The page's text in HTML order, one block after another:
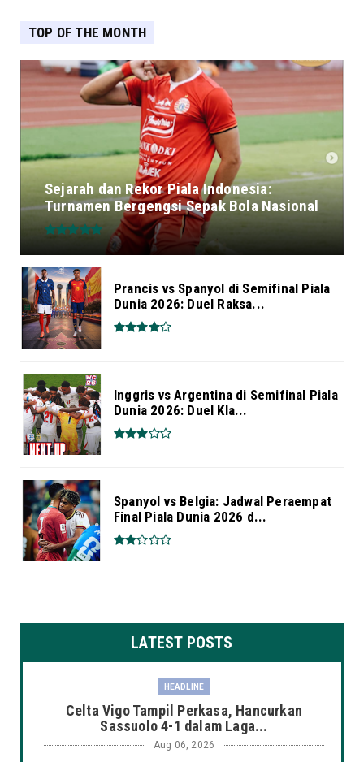
TOP OF THE MONTH
Sejarah dan Rekor Piala Indonesia:
Turnamen Bergengsi Sepak Bola Nasional
Prancis vs Spanyol di Semifinal Piala
Dunia 2026: Duel Raksa...
Inggris vs Argentina di Semifinal Piala
Dunia 2026: Duel Kla...
Spanyol vs Belgia: Jadwal Peraempat
Final Piala Dunia 2026 d...
LATEST POSTS
HEADLINE
Celta Vigo Tampil Perkasa, Hancurkan
Sassuolo 4-1 dalam Laga...
Aug 06, 2026